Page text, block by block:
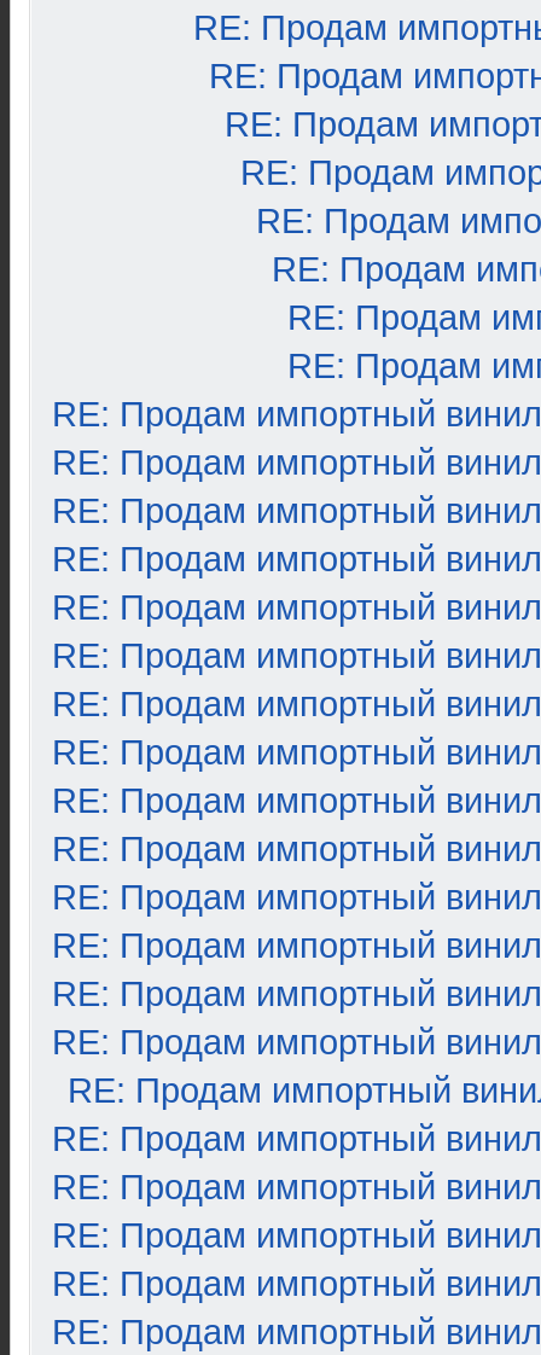
RE: Продам
RE: Продам
RE: Продам
RE: Продам
RE: Продам
RE: Продам
RE: Продам
RE: Продам
RE: Продам импортный винил
RE: Продам импортный винил
RE: Продам импортный винил
RE: Продам импортный винил
RE: Продам импортный винил
RE: Продам импортный винил
RE: Продам импортный винил
RE: Продам импортный винил
RE: Продам импортный винил
RE: Продам импортный винил
RE: Продам импортный винил
RE: Продам импортный винил
RE: Продам импортный винил
RE: Продам импортный винил
RE: Продам импортный
RE: Продам импортный винил
RE: Продам импортный винил
RE: Продам импортный винил
RE: Продам импортный винил
RE: Продам импортный винил